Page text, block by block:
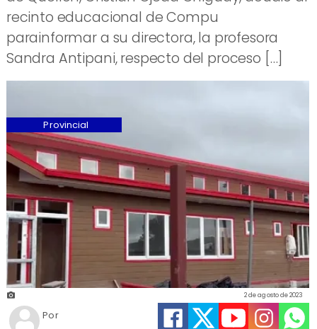
recinto educacional de Compu
parainformar a su directora, la profesora
Sandra Antipani, respecto del proceso […]
2 de agosto de 2023
Provincial
Por